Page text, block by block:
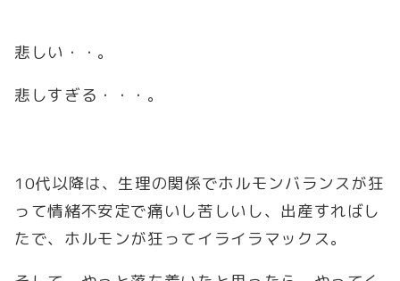
悲しい・・。
悲しすぎる・・・。
10代以降は、生理の関係でホルモンバランスが狂
って情緒不安定で痛いし苦しいし、出産すればし
たで、ホルモンが狂ってイライラマックス。